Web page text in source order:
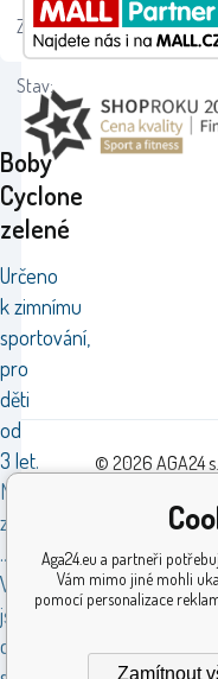
Boby
Cyclone
zelené
Určeno
k zimnímu
sportování,
pro
děti
od
3 let.
Maximální
zatížení
..50 kg.
Výrobky
jsou
certifikovány
Záruka:
24
Monaten
Stav:
© 2026 AGA24
Aga24.eu a partneři
Vám mimo jiné mohli
pomocí personalizace
Zamítnout